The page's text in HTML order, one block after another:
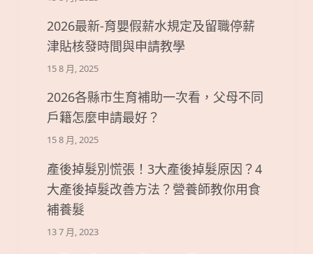
2026最新-育嬰假薪水規定及留職停薪
津貼核發時間與申請教學
15 8 月, 2025
2026各縣市生育補助一次看，父母不同
戶籍怎麼申請最好？
15 8 月, 2025
產後掉髮別慌張！3大產後掉髮原因？4
大產後掉髮改善方法？營養師教你用食
補養髮
13 7 月, 2023